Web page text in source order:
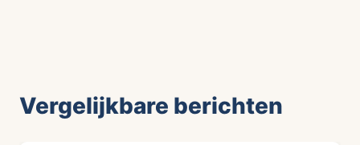
Vergelijkbare berichten